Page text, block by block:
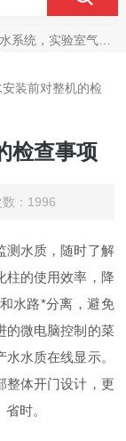
实验室气路工程安装
装前对整机的检
检查事项
：1996
测水质，随时了解
柱的使用效率，降
水路*分离，避免
的微电脑控制的菜
水质在线显示。
整体开门设计，更
时。